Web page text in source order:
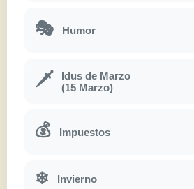
🎭 Humor
🗡
Idus de Marzo
(15 Marzo)
💰 Impuestos
❄ Invierno